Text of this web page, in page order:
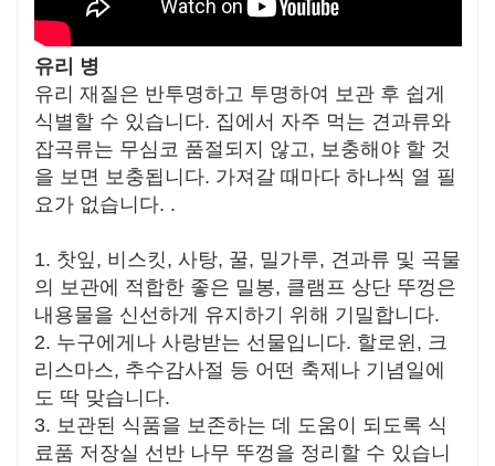
유리 병
유리 재질은 반투명하고 투명하여 보관 후 쉽게
식별할 수 있습니다. 집에서 자주 먹는 견과류와
잡곡류는 무심코 품절되지 않고, 보충해야 할 것
을 보면 보충됩니다. 가져갈 때마다 하나씩 열 필
요가 없습니다. .
1. 찻잎, 비스킷, 사탕, 꿀, 밀가루, 견과류 및 곡물
의 보관에 적합한 좋은 밀봉, 클램프 상단 뚜껑은
내용물을 신선하게 유지하기 위해 기밀합니다.
2. 누구에게나 사랑받는 선물입니다. 할로윈, 크
리스마스, 추수감사절 등 어떤 축제나 기념일에
도 딱 맞습니다.
3. 보관된 식품을 보존하는 데 도움이 되도록 식
료품 저장실 선반 나무 뚜껑을 정리할 수 있습니